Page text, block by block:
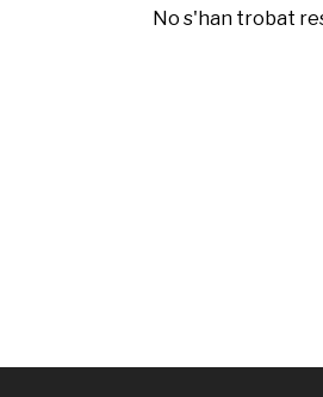
No s'han trobat